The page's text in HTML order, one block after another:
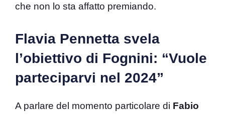
che non lo sta affatto premiando.
Flavia Pennetta svela
l’obiettivo di Fognini: “Vuole
parteciparvi nel 2024”
A parlare del momento particolare di Fabio